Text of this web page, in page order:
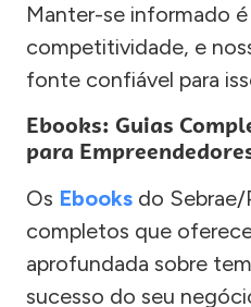
Manter-se informado é
competitividade, e
fonte confiável para
Ebooks: Guias
para
Os Ebooks do Sebrae/
completos que
aprofundada sobre
sucesso do seu